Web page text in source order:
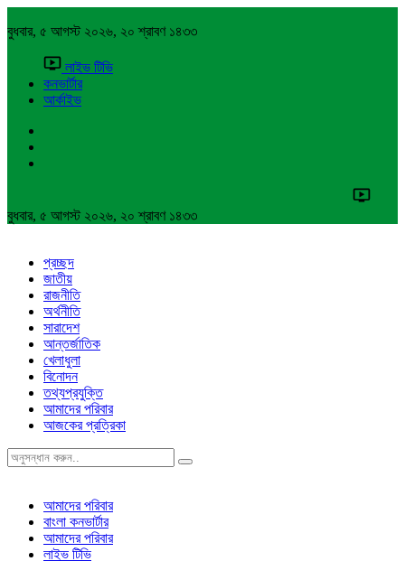
বুধবার, ৫ আগস্ট ২০২৬, ২০ শ্রাবণ ১৪৩৩
লাইভ টিভি
কনভার্টার
আর্কাইভ
বুধবার, ৫ আগস্ট ২০২৬, ২০ শ্রাবণ ১৪৩৩
প্রচ্ছদ
জাতীয়
রাজনীতি
অর্থনীতি
সারাদেশ
আন্তর্জাতিক
খেলাধুলা
বিনোদন
তথ্যপ্রযুক্তি
আমাদের পরিবার
আজকের প্রত্রিকা
আমাদের পরিবার
বাংলা কনভার্টার
আমাদের পরিবার
লাইভ টিভি